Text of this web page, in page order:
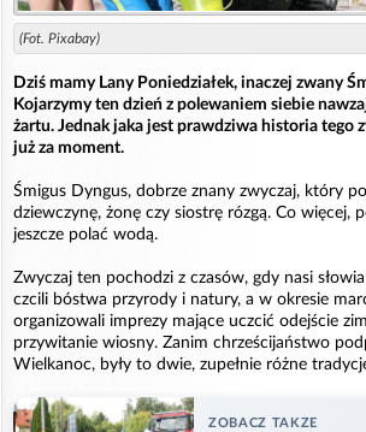
(Fot. Pixabay)
Dziś mamy Lany Poniedziałek, inaczej zwany
Kojarzymy ten dzień z polewaniem siebie
żartu. Jednak jaka jest prawdziwa historia tego
już za moment.
Śmigus Dyngus, dobrze znany zwyczaj, który
dziewczynę, żonę czy siostrę rózgą. Co więcej,
jeszcze polać wodą.
Zwyczaj ten pochodzi z czasów, gdy nasi
czcili bóstwa przyrody i natury, a w okresie
organizowali imprezy mające uczcić odejście
przywitanie wiosny. Zanim chrześcijaństwo
Wielkanoc, były to dwie, zupełnie różne
ZOBACZ TAKZE